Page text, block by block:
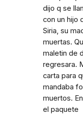
dijo q se
con un hijo
Siria, su
muertas.
maletin de
regresara.
carta para
mandaba
muertos.
el paquete